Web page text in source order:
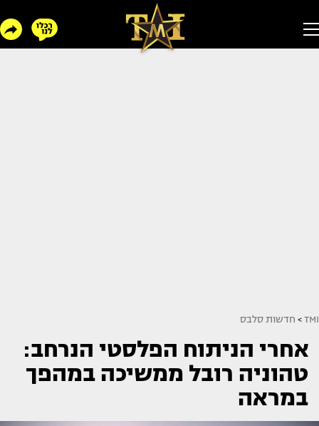
TMI
> חדשות סלבס
אחרי הניתוח הפלסטי הנרחב:
טהוניה רובל ממשיכה במהפך
במראה